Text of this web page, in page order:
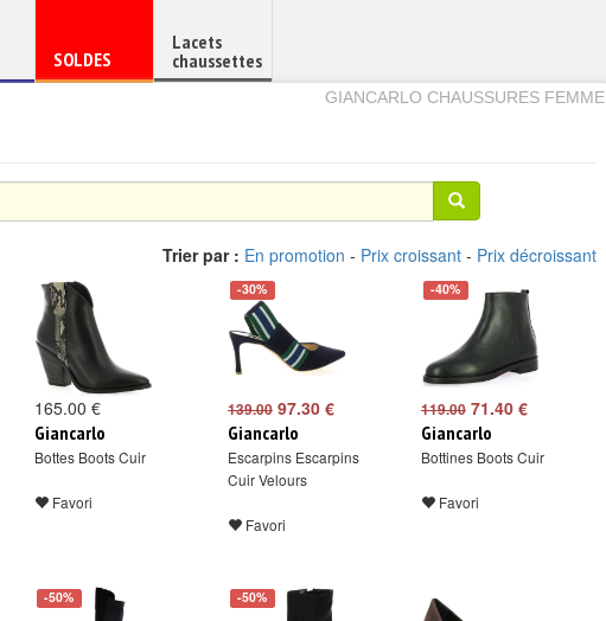
Chaussure
en
SOLDES
Lacets
chaussettes
GIANCARLO CHAUSSURES FEMME
Trier par : En promotion - Prix croissant - Prix décroissant
165.00 €
Giancarlo
Bottes Boots Cuir
Favori
-30%
139.00 97.30 €
Giancarlo
Escarpins Escarpins
Cuir Velours
Favori
-40%
119.00 71.40 €
Giancarlo
Bottines Boots Cuir
Favori
-50% -50%